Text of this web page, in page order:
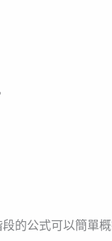
的公式可以簡單概